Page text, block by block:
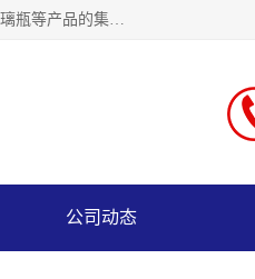
【1分钟前更新】广州乐鑫玻璃制品有限公司是一家专业从事化妆品瓶子、化妆品玻璃瓶子、膏霜瓶、化妆品玻璃瓶等产品的集开发研制、生产、销售于一体的实业型玻璃制品生产企业。产品从设计、开模、试样、生产、蒙砂、抛光、喷涂、高低温单色及多色印刷，烫金（银）到交货实现一条龙服务。
公司动态